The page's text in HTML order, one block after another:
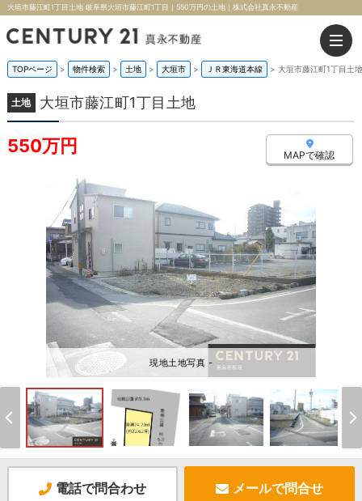
大垣市藤江町1丁目土地 岐阜県大垣市藤江町1丁目｜550万円の土地｜株式会社真永不動産
TOPページ > 物件検索 > 土地 > 大垣市 > ＪＲ東海道本線 > 大垣市藤江町1丁目土地
土地 大垣市藤江町1丁目土地
550万円 MAPで確認
現地土地写真 -
電話で問合わせ メールで問合せ